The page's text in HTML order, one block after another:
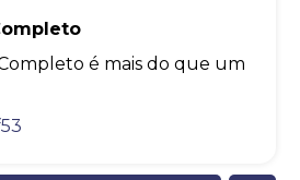
é mais do que um